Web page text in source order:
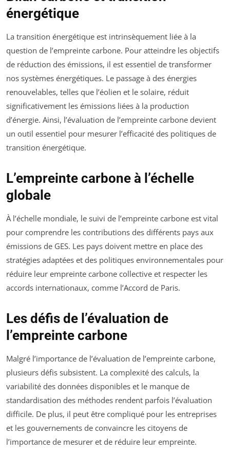
énergétique
La transition énergétique est intrinsèquement liée à la
question de l’empreinte carbone. Pour atteindre les objectifs
de réduction des émissions, il est essentiel de transformer
nos systèmes énergétiques. Le passage à des énergies
renouvelables, telles que l’éolien et le solaire, réduit
significativement les émissions liées à la production
d’énergie. Ainsi, l’évaluation de l’empreinte carbone devient
un outil essentiel pour mesurer l’efficacité des politiques de
transition énergétique.
L’empreinte carbone à l’échelle
globale
À l’échelle mondiale, le suivi de l’empreinte carbone est vital
pour comprendre les contributions des différents pays aux
émissions de GES. Les pays doivent mettre en place des
stratégies adaptées et des politiques environnementales pour
réduire leur empreinte carbone collective et respecter les
accords internationaux, comme l’Accord de Paris.
Les défis de l’évaluation de
l’empreinte carbone
Malgré l’importance de l’évaluation de l’empreinte carbone,
plusieurs défis subsistent. La complexité des calculs, la
variabilité des données disponibles et le manque de
standardisation des méthodes rendent parfois l’évaluation
difficile. De plus, il peut être compliqué pour les entreprises
et les gouvernements de convaincre les citoyens de
l’importance de mesurer et de réduire leur empreinte.